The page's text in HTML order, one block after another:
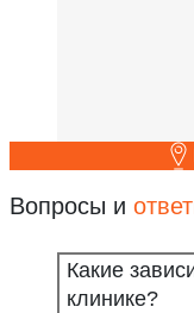
Вопросы и
Какие
клинике?